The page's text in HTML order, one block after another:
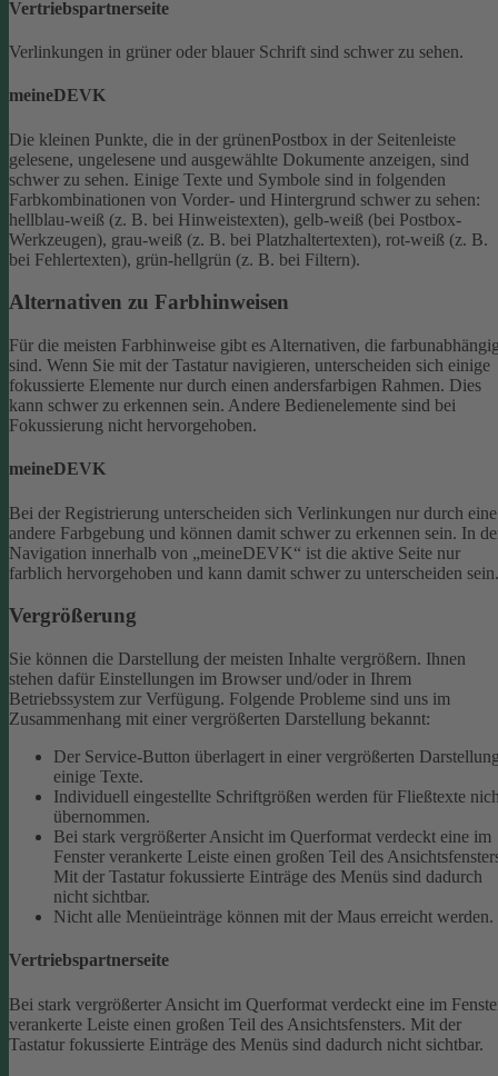
Vertriebspartnerseite
Verlinkungen in grüner oder blauer Schrift sind schwer zu sehen.
meineDEVK
Die kleinen Punkte, die in der grünenPostbox in der Seitenleiste
gelesene, ungelesene und ausgewählte Dokumente anzeigen, sind
schwer zu sehen. Einige Texte und Symbole sind in folgenden
Farbkombinationen von Vorder- und Hintergrund schwer zu sehen:
hellblau-weiß (z. B. bei Hinweistexten), gelb-weiß (bei Postbox-
Werkzeugen), grau-weiß (z. B. bei Platzhaltertexten), rot-weiß (z. B.
bei Fehlertexten), grün-hellgrün (z. B. bei Filtern).
Alternativen zu Farbhinweisen
Für die meisten Farbhinweise gibt es Alternativen, die
sind. Wenn Sie mit der Tastatur navigieren, unterscheiden sich einige
fokussierte Elemente nur durch einen andersfarbigen Rahmen. Dies
kann schwer zu erkennen sein. Andere Bedienelemente sind bei
Fokussierung nicht hervorgehoben.
meineDEVK
Bei der Registrierung unterscheiden sich Verlinkungen nur durch eine
andere Farbgebung und können damit schwer zu erkennen sein. In
Navigation innerhalb von „meineDEVK“ ist die aktive Seite nur
farblich hervorgehoben und kann damit schwer zu unterscheiden sein.
Vergrößerung
Sie können die Darstellung der meisten Inhalte vergrößern. Ihnen
stehen dafür Einstellungen im Browser und/oder in Ihrem
Betriebssystem zur Verfügung. Folgende Probleme sind uns im
Zusammenhang mit einer vergrößerten Darstellung bekannt:
Der Service-Button überlagert in einer vergrößerten
einige Texte.
Individuell eingestellte Schriftgrößen werden für Fließtexte
übernommen.
Bei stark vergrößerter Ansicht im Querformat verdeckt eine im
Fenster verankerte Leiste einen großen Teil des
Mit der Tastatur fokussierte Einträge des Menüs sind dadurch
nicht sichtbar.
Nicht alle Menüeinträge können mit der Maus erreicht werden.
Vertriebspartnerseite
Bei stark vergrößerter Ansicht im Querformat verdeckt eine im
verankerte Leiste einen großen Teil des Ansichtsfensters. Mit der
Tastatur fokussierte Einträge des Menüs sind dadurch nicht sichtbar.